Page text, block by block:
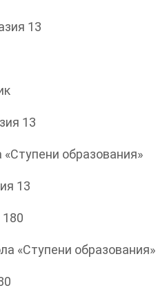
13
13
образования»
13
«Ступени образования»